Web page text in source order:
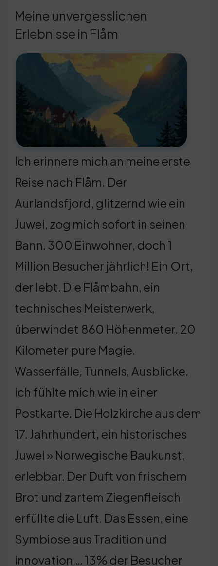
Meine unvergesslichen
Erlebnisse in Flåm
Ich erinnere mich an meine erste
Reise nach Flåm. Der
Aurlandsfjord, glitzernd wie ein
Juwel, zog mich sofort in seinen
Bann. 300 Einwohner, doch 1
Million Besucher jährlich! Ein Ort,
der lebt. Die Flåmbahn, ein
technisches Meisterwerk,
überwindet 860 Höhenmeter. 20
Kilometer pure Magie.
Wasserfälle, Tunnels, Ausblicke.
Ich fühlte mich wie in einer
Postkarte. Die Holzkirche aus dem
17. Jahrhundert, ein historisches
Juwel » Norwegische Baukunst,
erlebbar. Der Duft von frischem
Brot und zartem Ziegenfleisch
erfüllte die Luft. Das Essen, eine
Symbiose aus Tradition und
Innovation … 13% der Besucher